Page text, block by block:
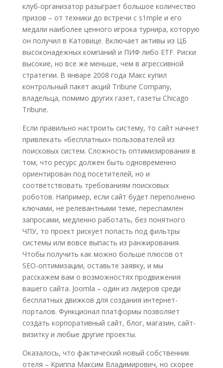
клуб-организатор разыграет большое количество
призов – от техники до встречи с s1mple и его
медали наиболее ценного игрока турнира, которую
он получил в Катовице. Включает активы из ЦБ
высоконадежных компаний и ПИФ либо ETF. Риски
высокие, но все же меньше, чем в агрессивной
стратегии. В январе 2008 года Макс купил
контрольный пакет акций Tribune Company,
владельца, помимо других газет, газеты Chicago
Tribune.
Если правильно настроить систему, то сайт начнет
привлекать «бесплатных» пользователей из
поисковых систем. Сложность оптимизирования в
том, что ресурс должен быть одновременно
ориентирован под посетителей, но и
соответствовать требованиям поисковых
роботов. Например, если сайт будет переполнено
ключами, не релевантными теме, переспамлен
запросами, медленно работать, без понятного
ЧПУ, то проект рискует попасть под фильтры
системы или вовсе выпасть из ранжирования.
Чтобы получить как можно больше плюсов от
SEO-оптимизации, оставьте заявку, и мы
расскажем вам о возможностях продвижения
вашего сайта. Joomla – один из лидеров среди
бесплатных движков для создания интернет-
порталов. Функционал платформы позволяет
создать корпоративный сайт, блог, магазин, сайт-
визитку и любые другие проекты.
Оказалось, что фактический новый собственник
отеля – Криппа Максим Владимирович, но скорее